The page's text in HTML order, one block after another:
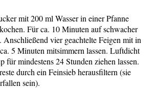
mit 200 ml Wasser in einer Pfanne
Für ca. 10 Minuten auf schwacher
Anschließend vier geachtelte Feigen mit in
5 Minuten mitsimmern lassen. Luftdicht
für mindestens 24 Stunden ziehen lassen.
durch ein Feinsieb herausfiltern (sie
sein).